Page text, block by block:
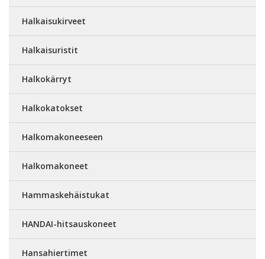
Halkaisukirveet
Halkaisuristit
Halkokärryt
Halkokatokset
Halkomakoneeseen
Halkomakoneet
Hammaskehäistukat
HANDAI-hitsauskoneet
Hansahiertimet